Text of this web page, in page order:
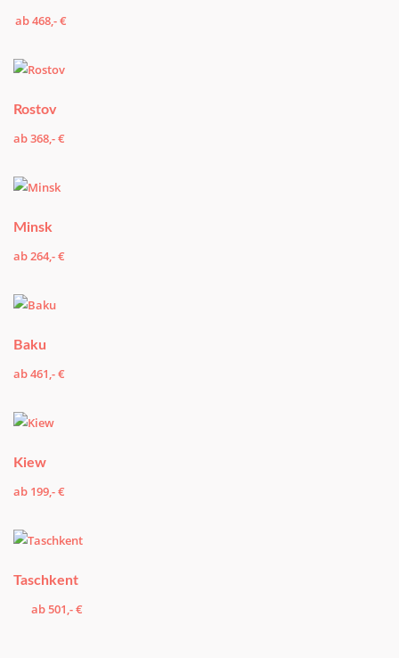
ab 468,- €
Rostov
ab 368,- €
Minsk
ab 264,- €
Baku
ab 461,- €
Kiew
ab 199,- €
Taschkent
ab 501,- €